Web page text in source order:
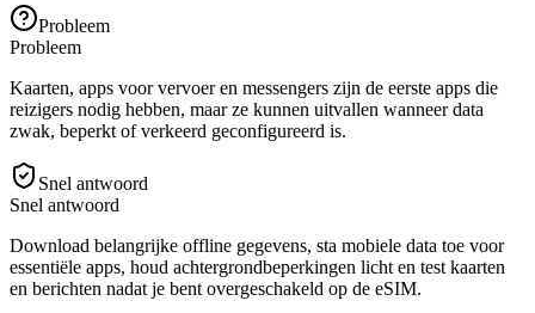
Probleem
Probleem
Kaarten, apps voor vervoer en messengers zijn de eerste apps die
reizigers nodig hebben, maar ze kunnen uitvallen wanneer data
zwak, beperkt of verkeerd geconfigureerd is.
Snel antwoord
Snel antwoord
Download belangrijke offline gegevens, sta mobiele data toe voor
essentiële apps, houd achtergrondbeperkingen licht en test kaarten
en berichten nadat je bent overgeschakeld op de eSIM.